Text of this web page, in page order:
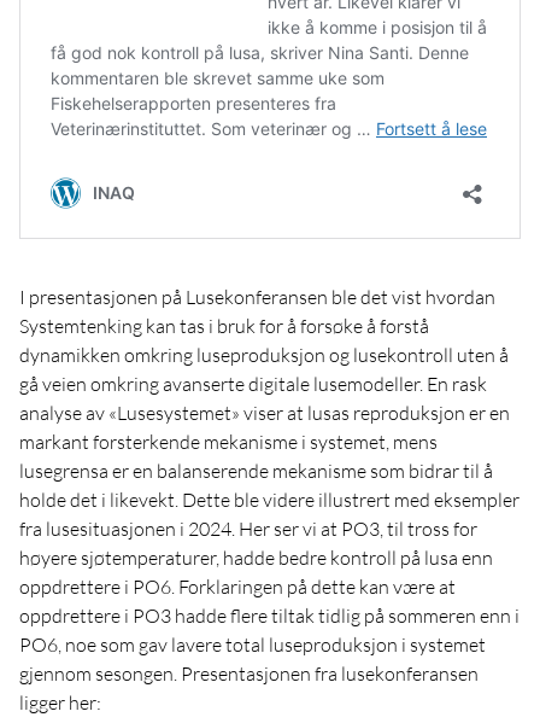
I presentasjonen på Lusekonferansen ble det vist hvordan
Systemtenking kan tas i bruk for å forsøke å forstå
dynamikken omkring luseproduksjon og lusekontroll uten å
gå veien omkring avanserte digitale lusemodeller. En rask
analyse av «Lusesystemet» viser at lusas reproduksjon er en
markant forsterkende mekanisme i systemet, mens
lusegrensa er en balanserende mekanisme som bidrar til å
holde det i likevekt. Dette ble videre illustrert med eksempler
fra lusesituasjonen i 2024. Her ser vi at PO3, til tross for
høyere sjøtemperaturer, hadde bedre kontroll på lusa enn
oppdrettere i PO6. Forklaringen på dette kan være at
oppdrettere i PO3 hadde flere tiltak tidlig på sommeren enn i
PO6, noe som gav lavere total luseproduksjon i systemet
gjennom sesongen. Presentasjonen fra lusekonferansen
ligger her: